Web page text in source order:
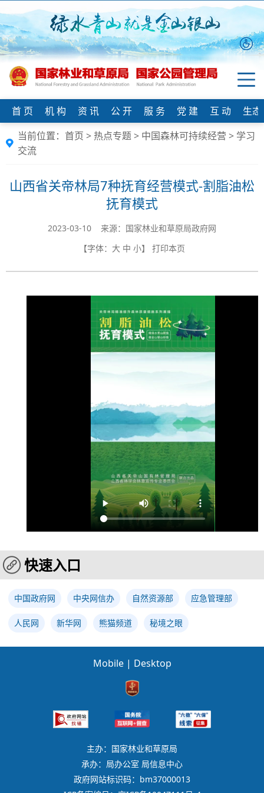
首 页 机 构 资 讯 公 开 服 务 党 建 互 动
生
当前位置： 首页 > 热点专题> 中国森林可持续经营 > 学习
交流
山西省关帝林局7种抚育经营模式-割脂油松
抚育模式
2023-03-10 来源：国家林业和草原局政府网
【字体： 大 中 小】 打印本页
快速入口
中国政府网 中央网信办 自然资源部 应急管理部
人民网 新华网 熊猫频道 秘境之眼
Mobile | Desktop
主办：国家林业和草原局
承办：局办公室 局信息中心
政府网站标识码：bm37000013